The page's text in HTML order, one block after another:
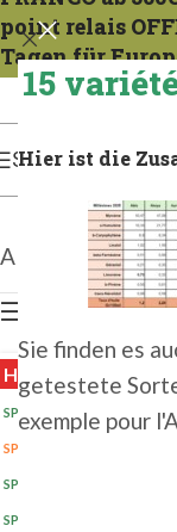
15
Hier ist die
Sie finden es
getestete
exemple pour
point relais
Tagen für
Expeditionen zu allen
lang. Für 3 bis 4 Tage in
SPEISEKARTE
Alle 6
Seitenleiste
HEISS
SP 100G 2025
SP 1KG 2024
SP 1KG 2025
SP 500G 2025